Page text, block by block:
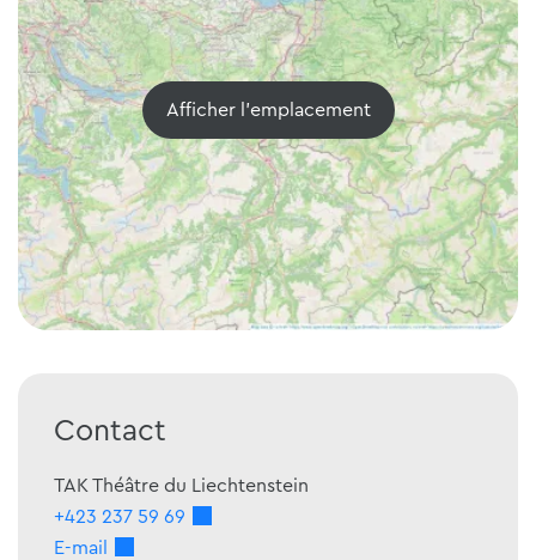
Afficher l'emplacement
Contact
TAK Théâtre du Liechtenstein
+423 237 59 69
E-mail